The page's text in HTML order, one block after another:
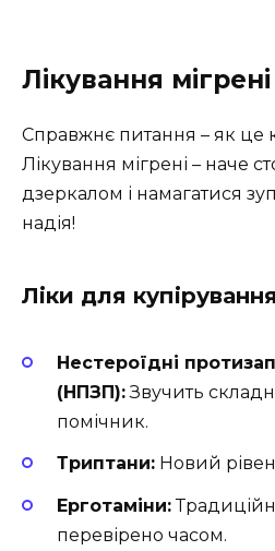
Лікування мігрені
Справжнє питання – як це
Лікування мігрені – наче
дзеркалом і намагатися
надія!
Ліки для
Нестероїдні
(НПЗП):Звучить
помічник.
Триптани: Новий
Ерготаміни:
перевірено часом.